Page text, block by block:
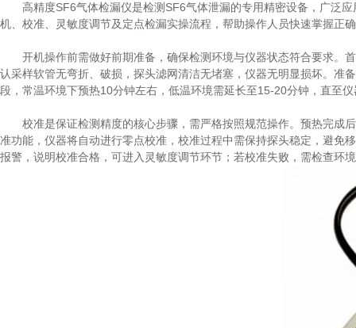
高精度SF6气体检漏仪是检测SF6气体泄漏的专用精密设备，广泛应
机、校准、灵敏度调节及定点检漏实操流程，帮助操作人员快速掌握正
开机操作前需做好前期准备，确保检测环境与仪器状态符合要求。
认采样软管无弯折、破损，探头滤网清洁无堵塞，仪器无明显损坏。准
段，常温环境下预热10分钟左右，低温环境需延长至15-20分钟，直至
校准是保证检测精度的核心步骤，需严格按照规范操作。预热完成
准功能，仪器将自动进行零点校准，校准过程中需保持探头稳定，避免
报警，说明校准合格，可进入灵敏度调节环节；若校准失败，需检查环